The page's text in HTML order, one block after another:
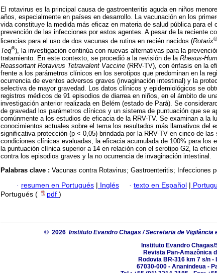
El rotavirus es la principal causa de gastroenteritis aguda en niños
años, especialmente en países en desarrollo. La vacunación en los
vida constituye la medida más eficaz en materia de salud pública para el
prevención de las infecciones por estos agentes. A pesar de la reciente
licencias para el uso de dos vacunas de rutina en recién nacidos (Rotarix®
Teq®), la investigación continúa con nuevas alternativas para la
tratamiento. En este contexto, se procedió a la revisión de la Rhesus-
Reassortant Rotavirus Tetravalent Vaccine (RRV-TV), con énfasis en la
frente a los parámetros clínicos en los serotipos que predominan en la
ocurrencia de eventos adversos graves (invaginación intestinal) y la
selectiva de mayor gravedad. Los datos clínicos y epidemiológicos se
registros médicos de 91 episodios de diarrea en niños, en el ámbito de
investigación anterior realizada en Belém (estado de Pará). Se
de gravedad los parámetros clínicos y un sistema de puntuación que se
comúnmente a los estudios de eficacia de la RRV-TV. Se examinan a la
conocimientos actuales sobre el tema los resultados más llamativos del
significativa protección (p < 0,05) brindada por la RRV-TV en cinco de las
condiciones clínicas evaluadas, la eficacia acumulada de 100% para los
la puntuación clínica superior a 14 en relación con el serotipo G2, la
contra los episodios graves y la no ocurrencia de invaginación intestinal.
Palabras clave : Vacunas contra Rotavirus; Gastroenteritis; Infecciones
· resumen en Portugués Inglés · texto en Español
Portugués (
pdf )
© 2026 Instituto Evandro Chagas / Secretaria de Vigilância
Instituto Evandro Chagas/
Revista Pan-Amazônica
Rodovia BR-316 km 7 s/n -
67030-000 - Ananindeua -